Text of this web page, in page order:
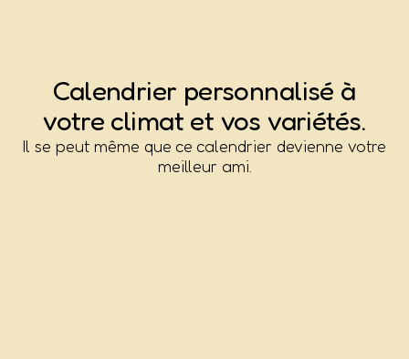
Calendrier personnalisé à
votre climat et vos variétés.
Il se peut même que ce calendrier devienne votre
meilleur ami.